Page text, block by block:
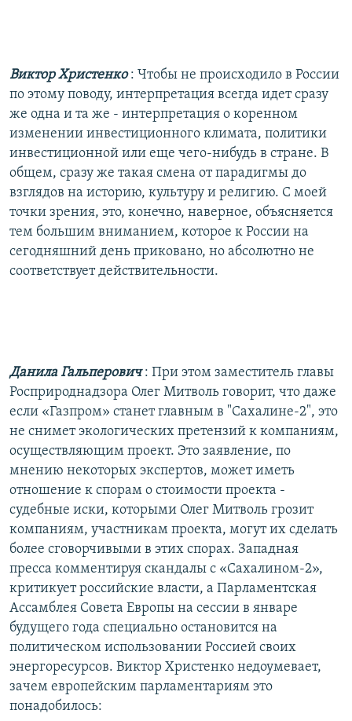
Виктор Христенко: Чтобы не происходило в России
по этому поводу, интерпретация всегда идет сразу
же одна и та же - интерпретация о коренном
изменении инвестиционного климата, политики
инвестиционной или еще чего-нибудь в стране. В
общем, сразу же такая смена от парадигмы до
взглядов на историю, культуру и религию. С моей
точки зрения, это, конечно, наверное, объясняется
тем большим вниманием, которое к России на
сегодняшний день приковано, но абсолютно не
соответствует действительности.
Данила Гальперович: При этом заместитель главы
Росприроднадзора Олег Митволь говорит, что даже
если «Газпром» станет главным в "Сахалине-2", это
не снимет экологических претензий к компаниям,
осуществляющим проект. Это заявление, по
мнению некоторых экспертов, может иметь
отношение к спорам о стоимости проекта -
судебные иски, которыми Олег Митволь грозит
компаниям, участникам проекта, могут их сделать
более сговорчивыми в этих спорах. Западная
пресса комментируя скандалы с «Сахалином-2»,
критикует российские власти, а Парламентская
Ассамблея Совета Европы на сессии в январе
будущего года специально остановится на
политическом использовании Россией своих
энергоресурсов. Виктор Христенко недоумевает,
зачем европейским парламентариям это
понадобилось: